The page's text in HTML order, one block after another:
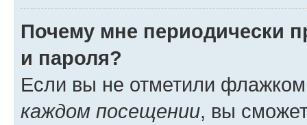
Почему мне периодически
и пароля?
Если вы не отметили
каждом посещении, вы